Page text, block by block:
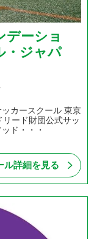
デーショ
・ジャパ
カースクール 東京
ード財団公式サッ
ド・・・
ル詳細を見る